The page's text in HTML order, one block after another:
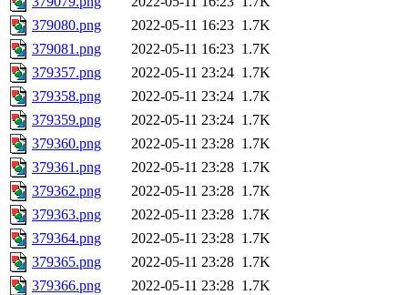
379080.png
2022-05-11 16:23 1.7K
379081.png
2022-05-11 16:23 1.7K
379357.png
2022-05-11 23:24 1.7K
379358.png
2022-05-11 23:24 1.7K
379359.png
2022-05-11 23:24 1.7K
379360.png
2022-05-11 23:28 1.7K
379361.png
2022-05-11 23:28 1.7K
379362.png
2022-05-11 23:28 1.7K
379363.png
2022-05-11 23:28 1.7K
379364.png
2022-05-11 23:28 1.7K
379365.png
2022-05-11 23:28 1.7K
379366.png
2022-05-11 23:28 1.7K